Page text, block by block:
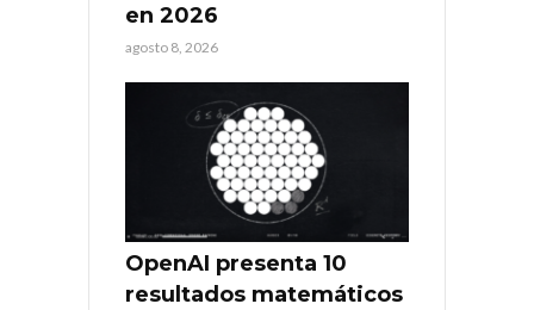
en 2026
agosto 8, 2026
OpenAI presenta 10
resultados matemáticos